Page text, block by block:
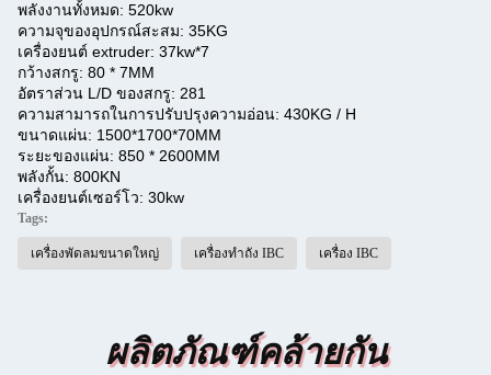
พลังงานทั้งหมด: 520kw
ความจุของอุปกรณ์สะสม: 35KG
เครื่องยนต์ extruder: 37kw*7
กว้างสกรู: 80 * 7MM
อัตราส่วน L/D ของสกรู: 281
ความสามารถในการปรับปรุงความอ่อน: 430KG / H
ขนาดแผ่น: 1500*1700*70MM
ระยะของแผ่น: 850 * 2600MM
พลังกั้น: 800KN
เครื่องยนต์เซอร์โว: 30kw
Tags:
เครื่องพัดลมขนาดใหญ่ เครื่องทําถัง IBC เครื่อง IBC
ผลิตภัณฑ์คล้ายกัน